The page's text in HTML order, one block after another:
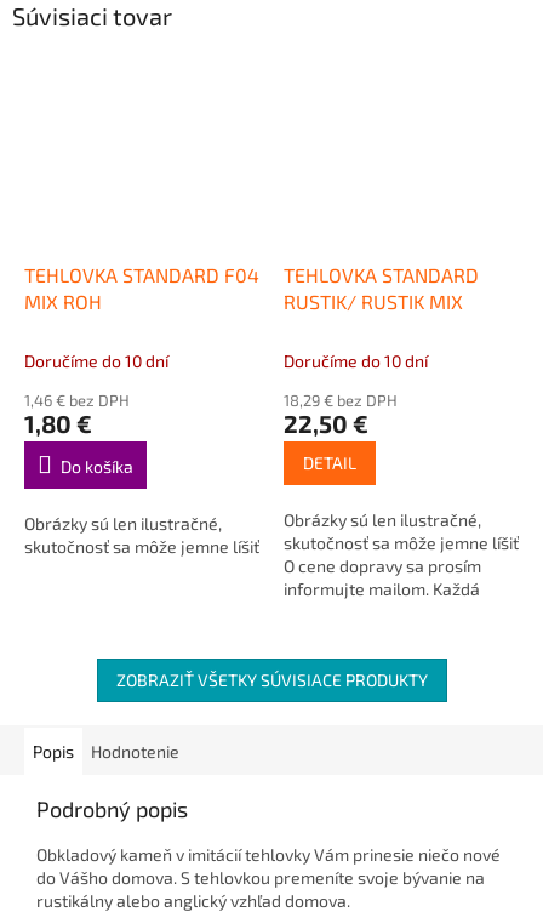
Súvisiaci tovar
TEHLOVKA STANDARD F04
MIX ROH
Doručíme do 10 dní
1,46 € bez DPH
1,80 €
Do košíka
Obrázky sú len ilustračné,
skutočnosť sa môže jemne líšiť
TEHLOVKA STANDARD
RUSTIK/ RUSTIK MIX
Doručíme do 10 dní
18,29 € bez DPH
22,50 €
DETAIL
Obrázky sú len ilustračné,
skutočnosť sa môže jemne líšiť
O cene dopravy sa prosím
informujte mailom. Každá
ZOBRAZIŤ VŠETKY SÚVISIACE PRODUKTY
Popis Hodnotenie
Podrobný popis
Obkladový kameň v imitácií tehlovky Vám prinesie niečo nové
do Vášho domova. S tehlovkou premeníte svoje bývanie na
rustikálny alebo anglický vzhľad domova.